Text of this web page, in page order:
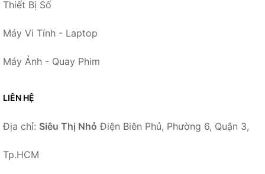
Thiết Bị Số
Máy Vi Tính - Laptop
Máy Ảnh - Quay Phim
LIÊN HỆ
Địa chỉ: Siêu Thị Nhỏ Điện Biên Phủ, Phường 6, Quận 3,
Tp.HCM